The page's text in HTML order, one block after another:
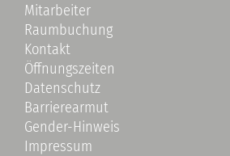
Mitarbeiter
Raumbuchung
Kontakt
Öffnungszeiten
Datenschutz
Barrierearmut
Gender-Hinweis
Impressum